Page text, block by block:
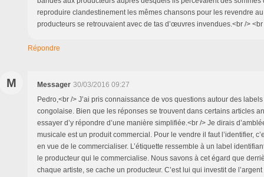
reproduire clandestinement les mêmes chansons pour les revendre
producteurs se retrouvaient avec de tas d’œuvres invendues.<br />
Répondre
M Messager 30/03/2016 09:27
Pedro,<br /> J’ai pris connaissance de vos questions autour des
congolaise. Bien que les réponses se trouvent dans certains articles
essayer d’y répondre d’une manière simplifiée.<br /> Je dirais
musicale est un produit commercial. Pour le vendre il faut l’identifier,
en vue de le commercialiser. L’étiquette ressemble à un label
le producteur qui le commercialise. Nous savons à cet égard que
chaque artiste, se cache un producteur. C’est lui qui investit de